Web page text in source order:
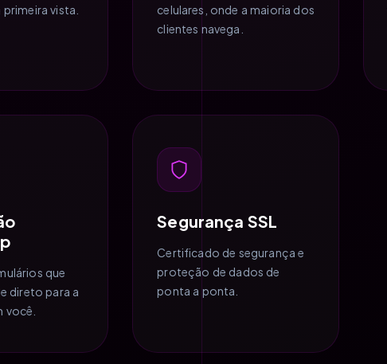
vista.
celulares, onde a maioria dos
clientes navega.
que
direto para a
você.
Segurança SSL
Certificado de segurança e
proteção de dados de
ponta a ponta.